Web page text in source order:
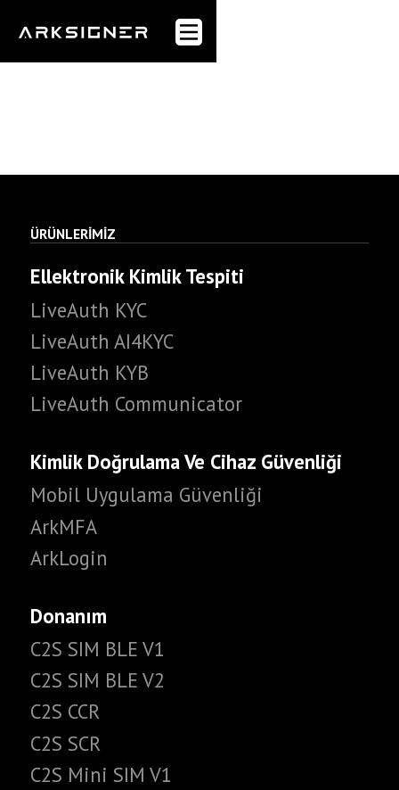
Anasayfa
Müşteriler
WhitePaper
İletişim
—
ücretsiz
ÜRÜNLERİMİZ
Ellektronik Kimlik Tespiti
LiveAuth KYC
LiveAuth AI4KYC
LiveAuth KYB
LiveAuth Communicator
Kimlik Doğrulama Ve Cihaz Güvenliği
Mobil Uygulama Güvenliği
ArkMFA
ArkLogin
Donanım
C2S SIM BLE V1
C2S SIM BLE V2
C2S CCR
C2S SCR
C2S Mini SIM V1